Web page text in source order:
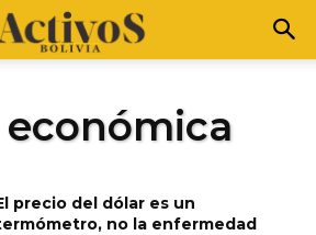
precio del dólar es un
no la enfermedad